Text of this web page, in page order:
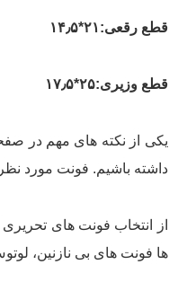
قطع رقعی:۲۱*۱۴٫۵
قطع وزیری:۲۵*۱۷٫۵
یکی از نکته های مهم در
داشته باشیم. فونت مورد نظر
از انتخاب فونت های
ها فونت های بی نازنین،